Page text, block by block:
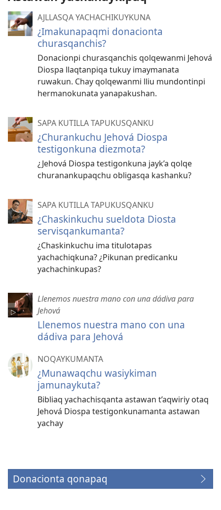
AJLLASQA YACHACHIKUYKUNA
¿Imakunapaqmi donacionta
churasqanchis?
Donacionpi churasqanchis qolqewanmi Jehová
Diospa llaqtanpiqa tukuy imaymanata
ruwakun. Chay qolqewanmi lliu mundontinpi
hermanokunata yanapakushan.
SAPA KUTILLA TAPUKUSQANKU
¿Churankuchu Jehová Diospa
testigonkuna diezmota?
¿Jehová Diospa testigonkuna jayk’a qolqe
churanankupaqchu obligasqa kashanku?
SAPA KUTILLA TAPUKUSQANKU
¿Chaskinkuchu sueldota Diosta
servisqankumanta?
¿Chaskinkuchu ima titulotapas
yachachiqkuna? ¿Pikunan predicanku
yachachinkupas?
Llenemos nuestra mano con una dádiva para
Jehová
Llenemos nuestra mano con una
dádiva para Jehová
NOQAYKUMANTA
¿Munawaqchu wasiykiman
jamunaykuta?
Bibliaq yachachisqanta astawan t’aqwiriy otaq
Jehová Diospa testigonkunamanta astawan
yachay
Donacionta qonapaq